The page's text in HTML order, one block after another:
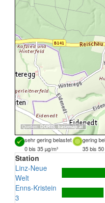
Quellen: DORIS, basemap.at
sehr gering belastet gering
0 bis 35 µg/m³
35 bis 50
Station
Linz-Neue
Welt
Enns-Kristein
3